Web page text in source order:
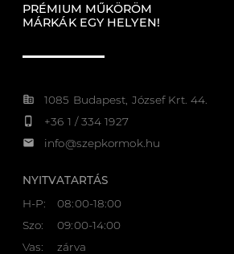
PRÉMIUM MŰKÖRÖM
MÁRKÁK EGY HELYEN!
corporate_fare 1085 Budapest, József Krt. 44.
phone_iphone +36 1 / 334 1927
email info@szepkormok.hu
NYITVATARTÁS
H-P:
08:00-18:00
Szo:
09:00-14:00
Vas:
zárva